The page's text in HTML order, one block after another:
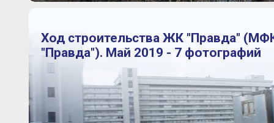
Ход строительства ЖК "Правда"
"Правда"). Май 2019 - 7 фотографий